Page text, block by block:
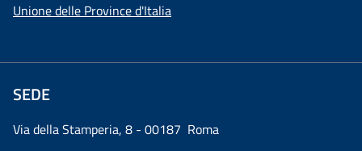
Unione delle Province d'Italia
SEDE
Via della Stamperia, 8 - 00187 Roma